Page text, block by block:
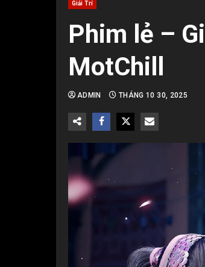
Giải Trí
Phim lẻ –
MotChill
ADMIN THÁNG 10 30, 2025